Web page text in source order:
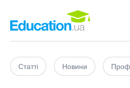
Статті Новини